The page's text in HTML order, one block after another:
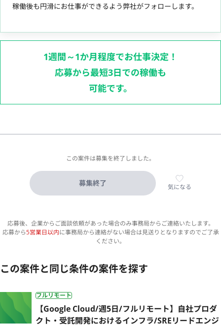
稼働後も円滑にお仕事ができるよう弊社がフォローします。
1週間～1か月程度でお仕事決定！
応募から最短3日での稼働も
可能です。
この案件は募集を終了しました。
募集終了 気になる
応募後、企業からご面談依頼があった場合のみ事務局からご連絡いたします。
応募から5営業日以内に事務局から連絡がない場合は見送りとなりますのでご了承
ください。
この案件と同じ条件の案件を探す
フルリモート
【Google Cloud/週5日/フルリモート】自社プロダ
クト・受託開発におけるインフラ/SREリードエンジ